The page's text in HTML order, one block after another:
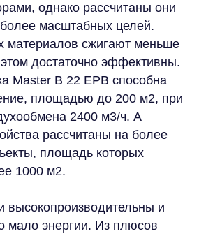
однако рассчитаны они
масштабных целей.
материалов сжигают меньше
достаточно эффективны.
Master B 22 EPB способна
площадью до 200 м2, при
2400 м3/ч. А
рассчитаны на более
площадь которых
1000 м2.
высокопроизводительны и
мало энергии. Из плюсов